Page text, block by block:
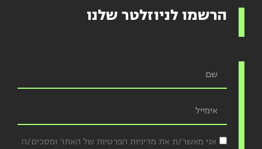
הרשמו לניוזלטר שלנו
אני מאשר/ת את מדיניות הפרטיות של האתר ומסכים/ה